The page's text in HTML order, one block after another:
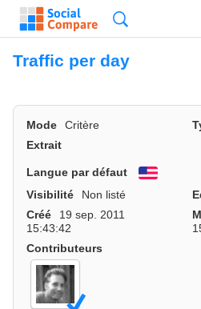
Traffic per day
Mode Critère
Extrait
Langue par défaut
English
Visibilité
Non listé
Créé
19 sep. 2011
15:43:42
Contributeurs